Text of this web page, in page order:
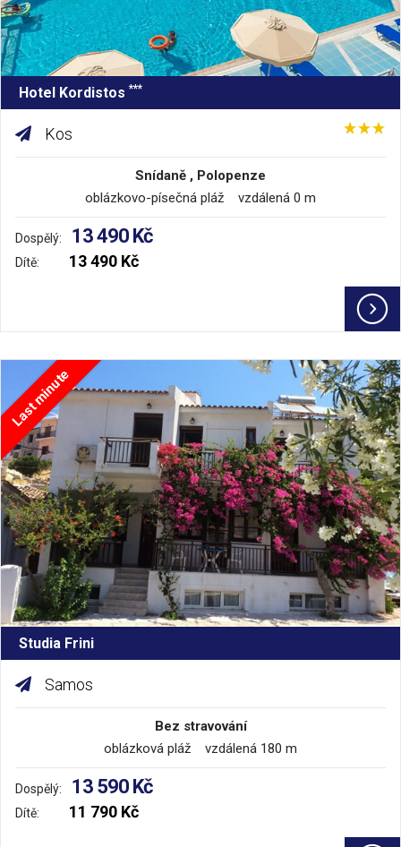
Hotel Kordistos ***
Kos
Snídaně , Polopenze
oblázkovo-písečná pláž vzdálená 0 m
Dospělý: 13 490 Kč
Dítě: 13 490 Kč
Last minute
Studia Frini
Samos
Bez stravování
oblázková pláž vzdálená 180 m
Dospělý: 13 590 Kč
Dítě: 11 790 Kč